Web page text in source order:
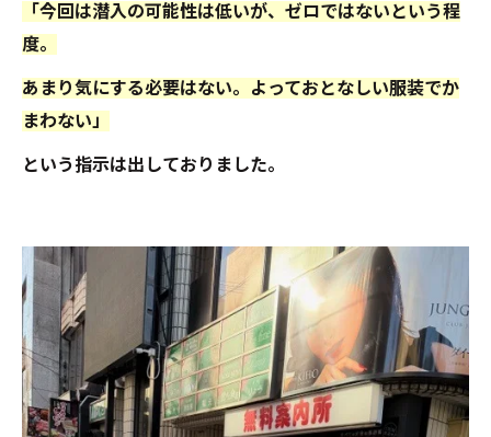
「今回は潜入の可能性は低いが、ゼロではないという程
度。
あまり気にする必要はない。よっておとなしい服装でか
まわない」
という指示は出しておりました。